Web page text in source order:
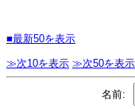
■最新50を表示
≫次10を表示 ≫次50を表示
名前: